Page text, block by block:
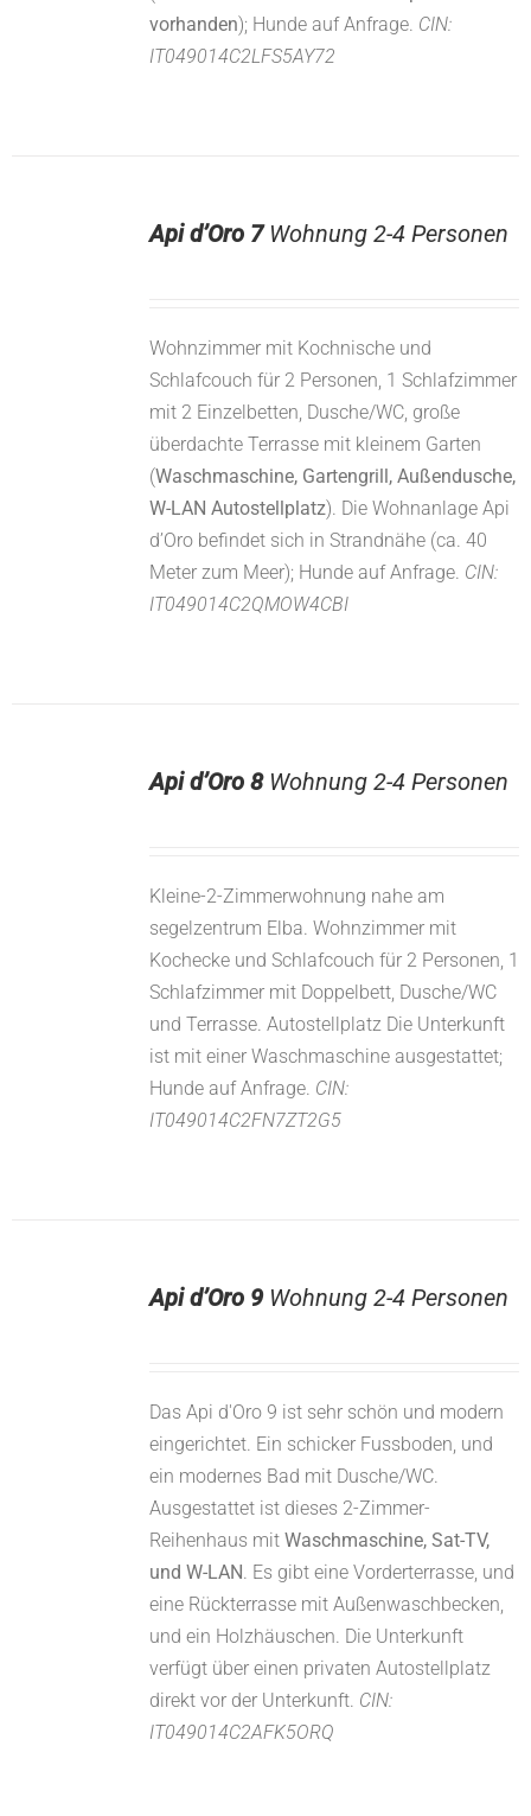
vorhanden); Hunde auf Anfrage. CIN:
IT049014C2LFS5AY72
Api d’Oro 7Wohnung 2-4 Personen
Wohnzimmer mit Kochnische und
Schlafcouch für 2 Personen, 1 Schlafzimmer
mit 2 Einzelbetten, Dusche/WC, große
überdachte Terrasse mit kleinem Garten
(Waschmaschine, Gartengrill, Außendusche,
W-LAN Autostellplatz). Die Wohnanlage Api
d’Oro befindet sich in Strandnähe (ca. 40
Meter zum Meer); Hunde auf Anfrage. CIN:
IT049014C2QMOW4CBI
Api d’Oro 8 Wohnung 2-4 Personen
Kleine-2-Zimmerwohnung nahe am
segelzentrum Elba. Wohnzimmer mit
Kochecke und Schlafcouch für 2 Personen, 1
Schlafzimmer mit Doppelbett, Dusche/WC
und Terrasse. Autostellplatz Die Unterkunft
ist mit einer Waschmaschine ausgestattet;
Hunde auf Anfrage. CIN:
IT049014C2FN7ZT2G5
Api d’Oro 9Wohnung 2-4 Personen
Das Api d'Oro 9 ist sehr schön und modern
eingerichtet. Ein schicker Fussboden, und
ein modernes Bad mit Dusche/WC.
Ausgestattet ist dieses 2-Zimmer-
Reihenhaus mit Waschmaschine, Sat-TV,
und W-LAN. Es gibt eine Vorderterrasse, und
eine Rückterrasse mit Außenwaschbecken,
und ein Holzhäuschen. Die Unterkunft
verfügt über einen privaten Autostellplatz
direkt vor der Unterkunft. CIN:
IT049014C2AFK5ORQ